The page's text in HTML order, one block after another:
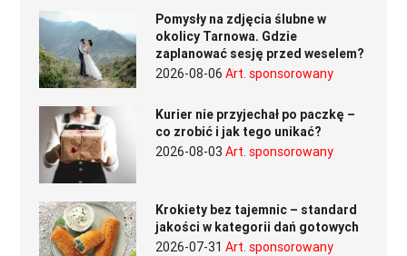
Pomysły na zdjęcia ślubne w
okolicy Tarnowa. Gdzie
zaplanować sesję przed weselem?
2026-08-06 Art. sponsorowany
Kurier nie przyjechał po paczkę –
co zrobić i jak tego unikać?
2026-08-03 Art. sponsorowany
Krokiety bez tajemnic – standard
jakości w kategorii dań gotowych
2026-07-31 Art. sponsorowany